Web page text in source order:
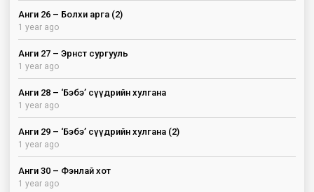
Анги 26 – Болхи арга (2)
1 year ago
Анги 27 – Эрнст сургууль
1 year ago
Анги 28 – ‘Бэбэ’ сүүдрийн хулгана
1 year ago
Анги 29 – ‘Бэбэ’ сүүдрийн хулгана (2)
1 year ago
Анги 30 – Фэнлай хот
1 year ago